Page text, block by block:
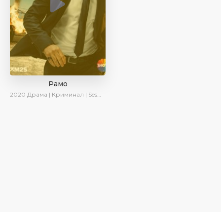
Рамо
2020 Драма | Криминал | SesDizi | Ирина Котова